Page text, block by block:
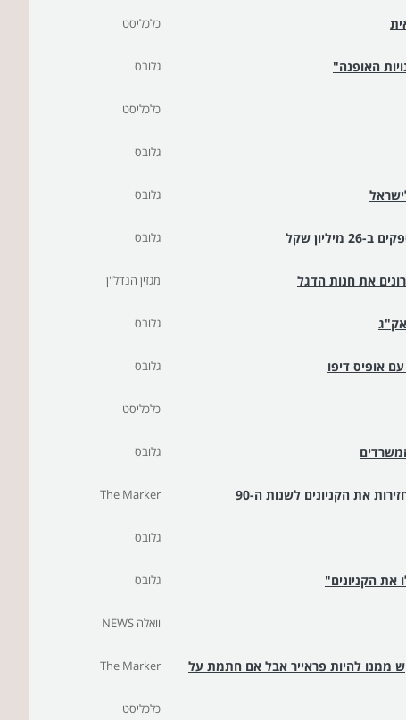
כלכליסט
גלובס
כלכליסט
גלובס
גלובס
גלובס
את חנות הדגל מגזין הנדל"ן
אק"ג גלובס
גלובס
כלכליסט
גלובס
את הקניונים לשנות ה-90 The Marker
גלובס
את הקניונים" גלובס
וואלה NEWS
ממנו להיות פראייר אבל אם חתמת על
The Marker
כלכליסט